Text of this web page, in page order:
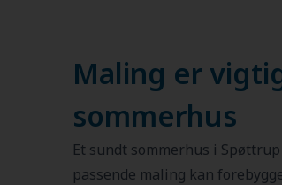
Maling er
sommerhus
Et sundt sommerhus i
passende maling kan